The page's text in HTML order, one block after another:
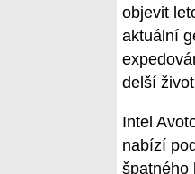
objevit
aktuální
delší
Intel
nabízí
špatného